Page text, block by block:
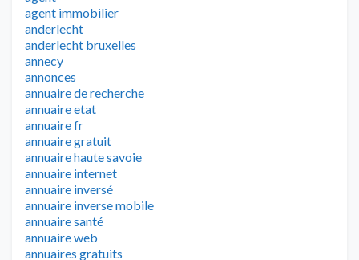
agent immobilier
anderlecht
anderlecht bruxelles
annecy
annonces
annuaire de recherche
annuaire etat
annuaire fr
annuaire gratuit
annuaire haute savoie
annuaire internet
annuaire inversé
annuaire inverse mobile
annuaire santé
annuaire web
annuaires gratuits